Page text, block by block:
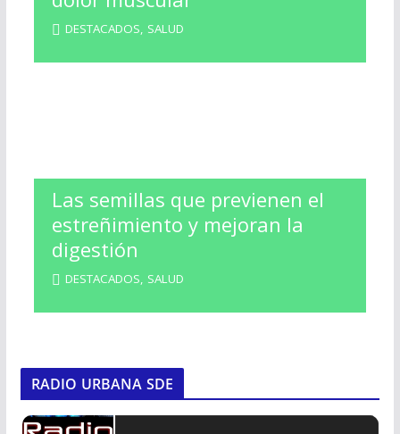
DESTACADOS, SALUD
Las semillas que previenen el
estreñimiento y mejoran la
digestión
DESTACADOS, SALUD
RADIO URBANA SDE